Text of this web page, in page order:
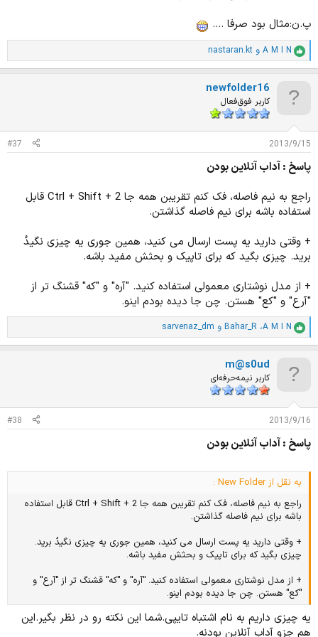
پ.ن:مثال بود صرفا ....
ا
م
ت
A M I N و nastaran.kt
newfolder16
کاربر فوق‌فعال
2013/9/15
#37
پاسخ : آداب آنلاین بودن
راجع به نیم فاصله، فک کنم تقریبن همه جا Ctrl + Shift + 2 قابل
استفاده باشه برای نیم فاصله گذاشتن.
+ وقتی دارید یه پست ارسال می کنید، همین جوری یه چیزی نگیدُ
برید. چیزی بگید که برای تاپیک و بحثش مفید باشه.
+ از مدل نوشتاری معمولی استفاده کنید. "آره" و "که" قشنگ تر از
"آرع" و "کع" هستن. چن جا دیده بودم اینو.
ا
م
ت
A M I N، Bahar_R و sarvenaz_dm
m@s0ud
کاربر نیمه‌حرفه‌ای
2013/9/16
#38
پاسخ : آداب آنلاین بودن
به نقل از New Folder :
راجع به نیم فاصله، فک کنم تقریبن همه جا Ctrl + Shift + 2 قابل استفاده
باشه برای نیم فاصله گذاشتن.
+ وقتی دارید یه پست ارسال می کنید، همین جوری یه چیزی نگیدُ برید.
چیزی بگید که برای تاپیک و بحثش مفید باشه.
+ از مدل نوشتاری معمولی استفاده کنید. "آره" و "که" قشنگ تر از "آرع" و
"کع" هستن. چن جا دیده بودم اینو.
یه چیزی داریم به نام اشتباه تایپی.شما این نکته رو در نظر بگیر.این
هم جزو آداب آنلاین بودنه.